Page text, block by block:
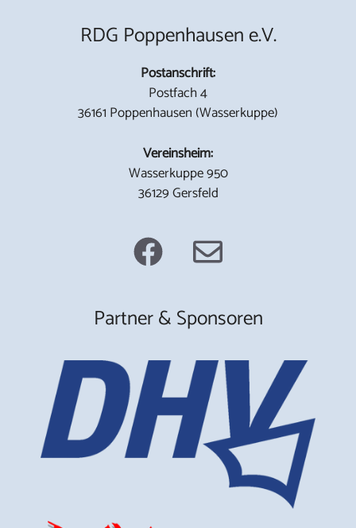
RDG Poppenhausen e.V.
Postanschrift:
Postfach 4
36161 Poppenhausen (Wasserkuppe)
Vereinsheim:
Wasserkuppe 950
36129 Gersfeld
Partner & Sponsoren